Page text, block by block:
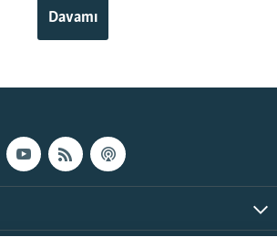
Davamı